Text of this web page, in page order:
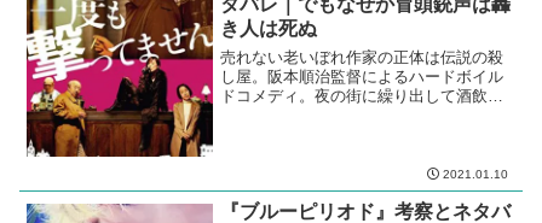
き人は死ぬ
売れない老いぼれ作家の正体は伝説の殺
し屋。阪本順治監督によるハードボイル
ドコメディ。夜の街に繰り出して酒飲ん
2021.01.10
『ブルーピリオド』考察とネタバ